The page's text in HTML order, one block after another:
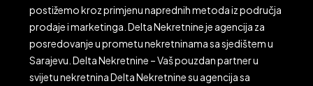
postižemo kroz primjenu naprednih metoda iz područja
prodaje i marketinga. Delta Nekretnine je agencija za
posredovanje u prometu nekretninama sa sjedištem u
Sarajevu. Delta Nekretnine – Vaš pouzdan partner u
svijetu nekretnina Delta Nekretnine su agencija sa